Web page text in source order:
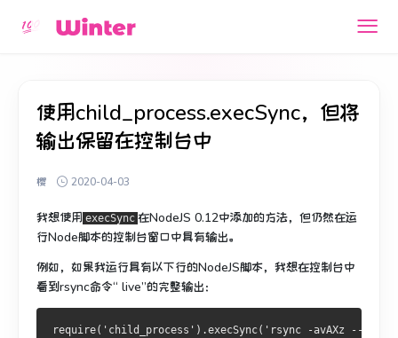
使用child_process.execSync，但将
输出保留在控制台中
樱 2020-04-03
我想使用 execSync 在NodeJS 0.12中添加的方法，但仍然在运
行Node脚本的控制台窗口中具有输出。
例如，如果我运行具有以下行的NodeJS脚本，我想在控制台中
看到rsync命令“ live”的完整输出：